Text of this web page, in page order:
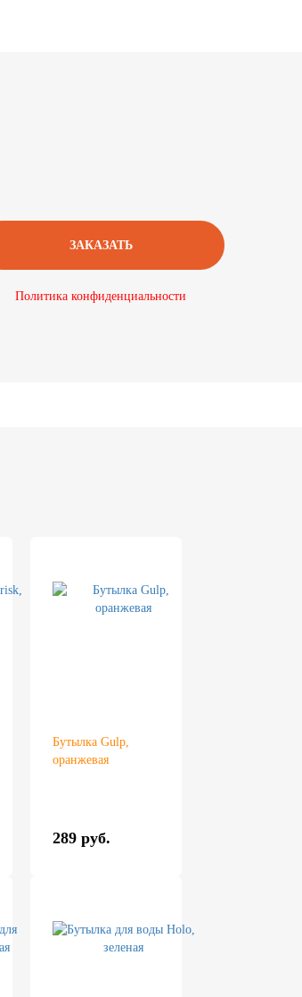
Политика конфиденциальности
Бутылка Gulp,
оранжевая
289 руб.